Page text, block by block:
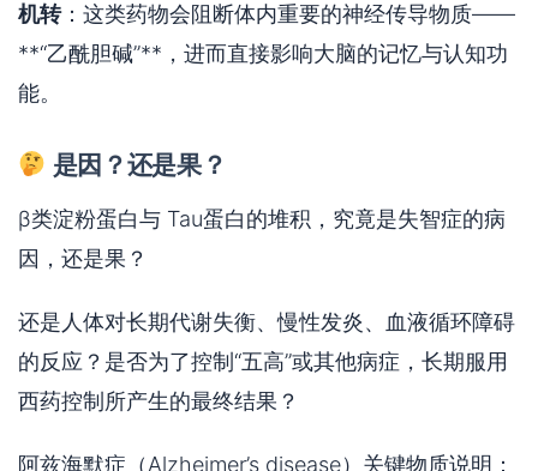
机转：这类药物会阻断体内重要的神经传导物质——
**“乙酰胆碱”**，进而直接影响大脑的记忆与认知功
能。
是因？还是果？
β类淀粉蛋白与 Tau蛋白的堆积，究竟是失智症的病
因，还是果？
还是人体对长期代谢失衡、慢性发炎、血液循环障碍
的反应？是否为了控制“五高”或其他病症，长期服用
西药控制所产生的最终结果？
阿兹海默症（Alzheimer’s disease）关键物质说明：